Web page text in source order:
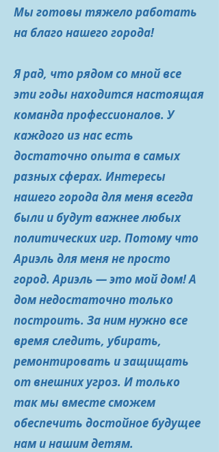
Мы готовы тяжело работать
на благо нашего города!
Я рад, что рядом со мной все
эти годы находится настоящая
команда профессионалов. У
каждого из нас есть
достаточно опыта в самых
разных сферах. Интересы
нашего города для меня всегда
были и будут важнее любых
политических игр. Потому что
Ариэль для меня не просто
город. Ариэль — это мой дом! А
дом недостаточно только
построить. За ним нужно все
время следить, убирать,
ремонтировать и защищать
от внешних угроз. И только
так мы вместе сможем
обеспечить достойное будущее
нам и нашим детям.